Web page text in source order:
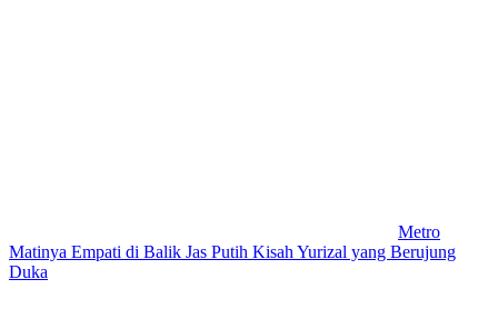
Metro
Matinya Empati di Balik Jas Putih Kisah Yurizal yang Berujung
Duka